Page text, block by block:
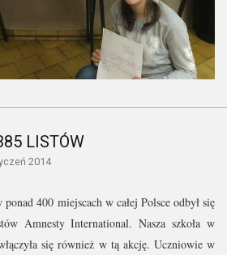
LISTÓW
2014
400 miejscach w całej Polsce odbył się
Amnesty International. Nasza szkoła w
się również w tą akcję. Uczniowie w